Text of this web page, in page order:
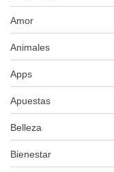
Amor
Animales
Apps
Apuestas
Belleza
Bienestar